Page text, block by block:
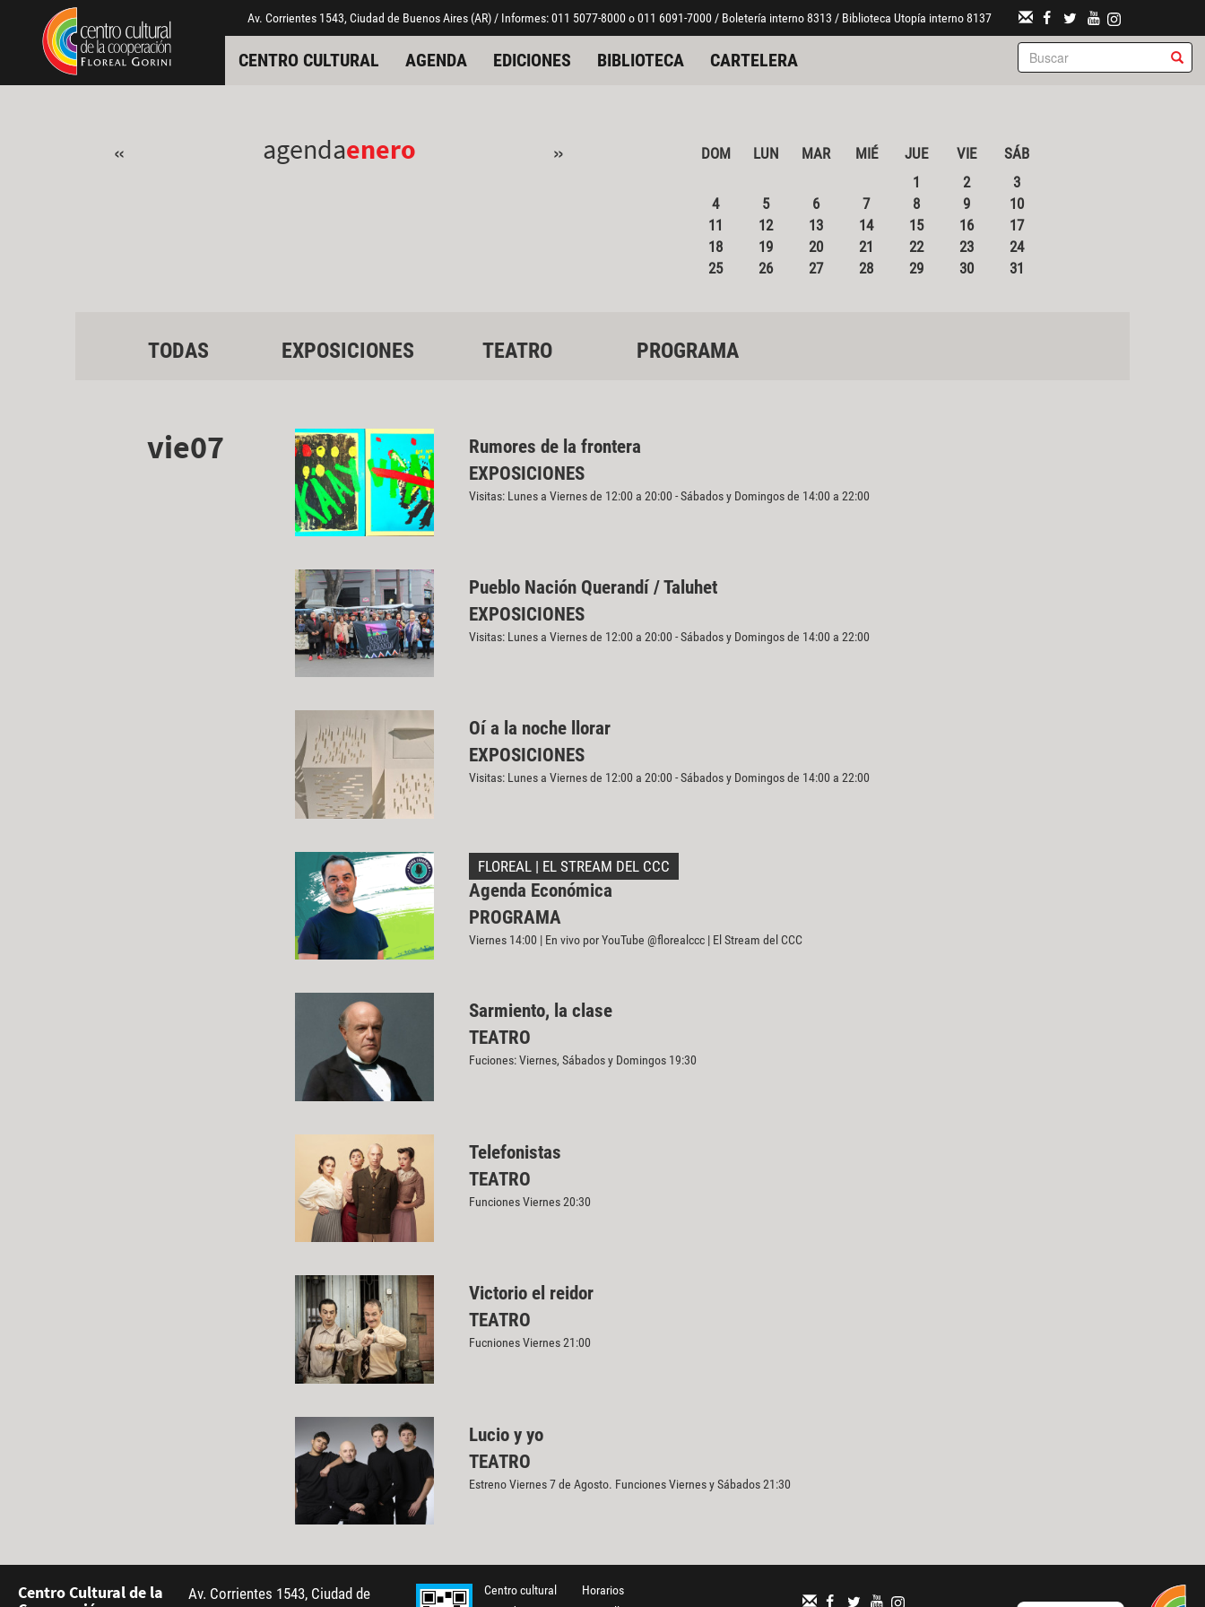
Pasar al contenido principal
Jump to main content Av. Corrientes 1543, Ciudad de Buenos Aires (AR) / Informes: 011 5077-8000 o 011 6091-7000 / Boletería interno 8313 / Biblioteca Utopía interno 8137
CENTRO CULTURAL AGENDA EDICIONES BIBLIOTECA CARTELERA
« agendaenero » DOM LUN MAR MIÉ JUE VIE
SÁB
1
2
3
4
5 6 7 8 9
10
11
12 13 14 15 16
17
18
19 20 21 22 23
24
25
26 27 28 29 30 31
TODAS EXPOSICIONES TEATRO PROGRAMA
vie07
Rumores de la frontera
EXPOSICIONES
Visitas: Lunes a Viernes de 12:00 a 20:00 - Sábados y Domingos de 14:00 a 22:00
Pueblo Nación Querandí / Taluhet
EXPOSICIONES
Visitas: Lunes a Viernes de 12:00 a 20:00 - Sábados y Domingos de 14:00 a 22:00
Oí a la noche llorar
EXPOSICIONES
Visitas: Lunes a Viernes de 12:00 a 20:00 - Sábados y Domingos de 14:00 a 22:00
FLOREAL | EL STREAM DEL CCC
Agenda Económica
PROGRAMA
Viernes 14:00 | En vivo por YouTube @florealccc | El Stream del CCC
Sarmiento, la clase
TEATRO
Fuciones: Viernes, Sábados y Domingos 19:30
Telefonistas
TEATRO
Funciones Viernes 20:30
Victorio el reidor
TEATRO
Fucniones Viernes 21:00
Lucio y yo
TEATRO
Estreno Viernes 7 de Agosto. Funciones Viernes y Sábados 21:30
Centro Cultural de la
Av. Corrientes 1543, Ciudad de
Centro cultural
Horarios